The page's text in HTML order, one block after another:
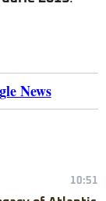
News
10:51